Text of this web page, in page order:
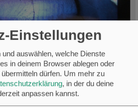
Einstellungen
auswählen, welche Dienste
in deinem Browser ablegen oder
dürfen. Um mehr zu
, in der du deine
anpassen kannst.